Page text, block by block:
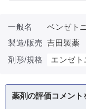
一般名
ベンゼト
製造/販売 吉田製薬
剤形/規格
エンゼト
薬剤の評価コメント